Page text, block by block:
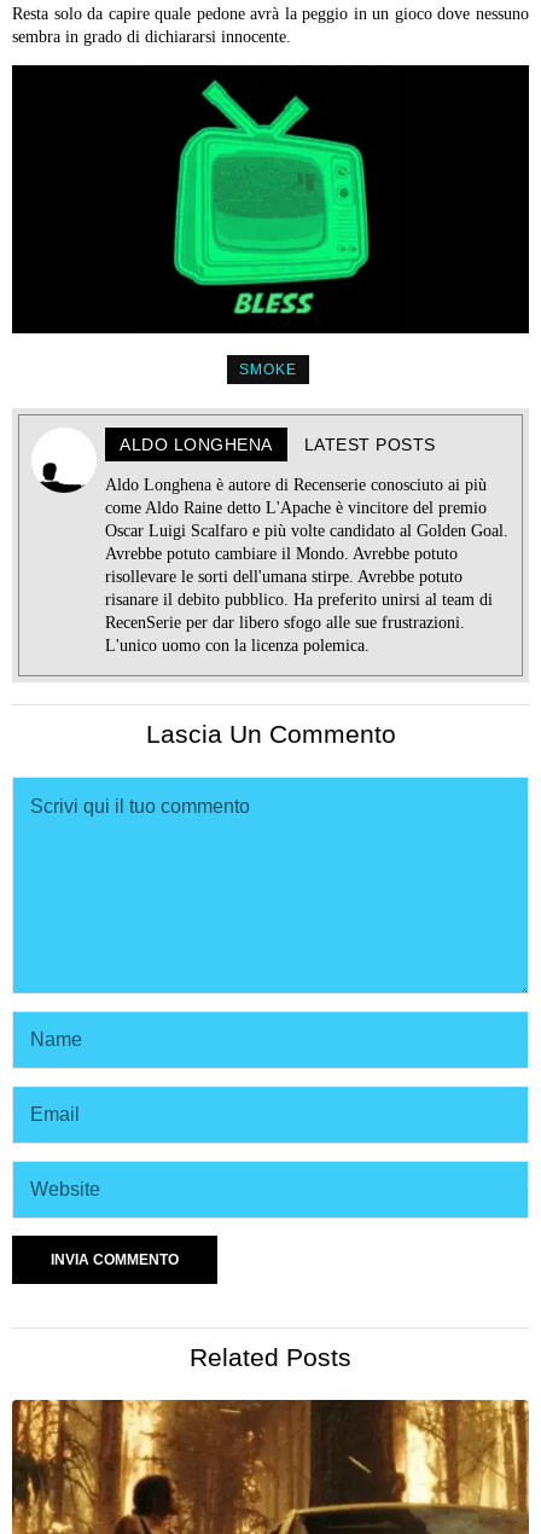
Resta solo da capire quale pedone avrà la peggio in un gioco dove nessuno
sembra in grado di dichiararsi innocente.
SMOKE
ALDO LONGHENA LATEST POSTS
Aldo Longhena è autore di Recenserie conosciuto ai più
come Aldo Raine detto L'Apache è vincitore del premio
Oscar Luigi Scalfaro e più volte candidato al Golden Goal.
Avrebbe potuto cambiare il Mondo. Avrebbe potuto
risollevare le sorti dell'umana stirpe. Avrebbe potuto
risanare il debito pubblico. Ha preferito unirsi al team di
RecenSerie per dar libero sfogo alle sue frustrazioni.
L'unico uomo con la licenza polemica.
Lascia Un Commento
Related Posts